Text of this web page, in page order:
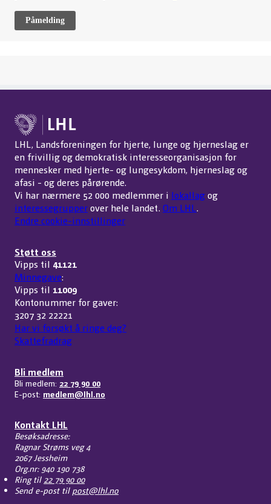
Påmelding
LHL, Landsforeningen for hjerte, lunge og hjerneslag er
en frivillig og demokratisk interesseorganisasjon for
mennesker med hjerte- og lungesykdom, hjerneslag og
afasi - og deres pårørende.
Vi har nærmere 52 000 medlemmer i lokallagog
interessegrupperover hele landet. Om LHL.
Endre cookie-innstillinger
Støtt oss
Vipps til 41121
Minnegave:
Vipps til 11009
Kontonummer for gaver:
3207 32 22221
Har vi forsøkt å ringe deg?
Skattefradrag
Bli medlem
Bli medlem: 22 79 90 00
E-post: medlem@lhl.no
Kontakt LHL
Besøksadresse:
Ragnar Strøms veg 4
2067 Jessheim
Org.nr: 940 190 738
Ring til 22 79 90 00
Send e-post til post@lhl.no